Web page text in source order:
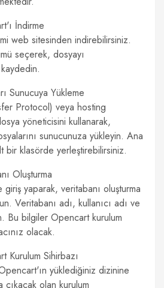
İndirme
web sitesinden indirebilirsiniz.
seçerek, dosyayı
Sunucuya Yükleme
Protocol) veya hosting
yöneticisini kullanarak,
sunucunuza yükleyin. Ana
bir klasörde yerleştirebilirsiniz.
Oluşturma
yaparak, veritabanı oluşturma
Veritabanı adı, kullanıcı adı ve
Bu bilgiler Opencart kurulum
olacak.
Kurulum Sihirbazı
yüklediğiniz dizinine
çıkacak olan kurulum